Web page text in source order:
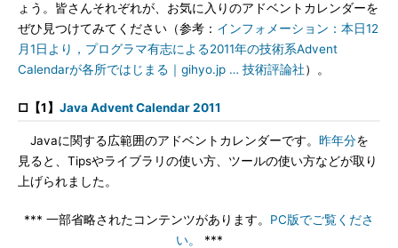
ょう。皆さんそれぞれが、お気に入りのアドベントカレンダーを
ぜひ見つけてみてください（参考： インフォメーション：本日12
月1日より，プログラマ有志による2011年の技術系Advent
Calendarが各所ではじまる｜gihyo.jp … 技術評論社）。
□【1】 Java Advent Calendar 2011
Javaに関する広範囲のアドベントカレンダーです。 昨年分を
見ると、Tipsやライブラリの使い方、ツールの使い方などが取り
上げられました。
*** 一部省略されたコンテンツがあります。 PC版でご覧くださ
い。
***